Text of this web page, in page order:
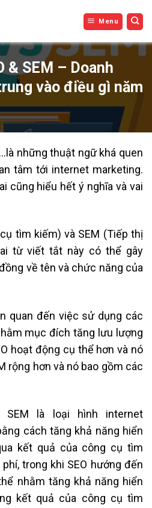
Menu
& SEM – Doanh
vào điều gì năm
những thuật ngữ khá quen
tâm tới internet marketing.
cũng hiểu hết ý nghĩa và vai
tìm kiếm) và SEM (Tiếp thị
từ viết tắt này có thể gây
về tên và chức năng của
quan đến việc sử dụng các
mục đích tăng lưu lượng
hoạt động cụ thể hơn và nó
rộng hơn và nó bao gồm các
là loại hình internet
cách tăng khả năng hiển
kết quả của công cụ tìm
trong khi SEO hướng đến
nhằm tăng khả năng hiển
kết quả của công cụ tìm